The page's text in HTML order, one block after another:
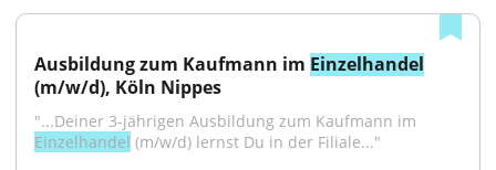
Ausbildung zum Kaufmann im Einzelhandel
(m/w/d), Köln Nippes
Einzelhandel (m/w/d) lernst Du in der Filiale..."